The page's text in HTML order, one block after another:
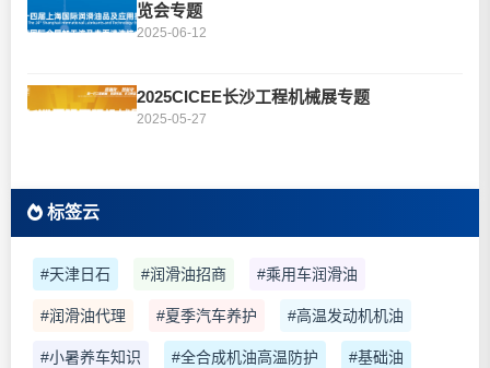
览会专题
2025-06-12
2025CICEE长沙工程机械展专题
2025-05-27
标签云
#天津日石 #润滑油招商 #乘用车润滑油
#润滑油代理 #夏季汽车养护 #高温发动机机油
#小暑养车知识 #全合成机油高温防护 #基础油